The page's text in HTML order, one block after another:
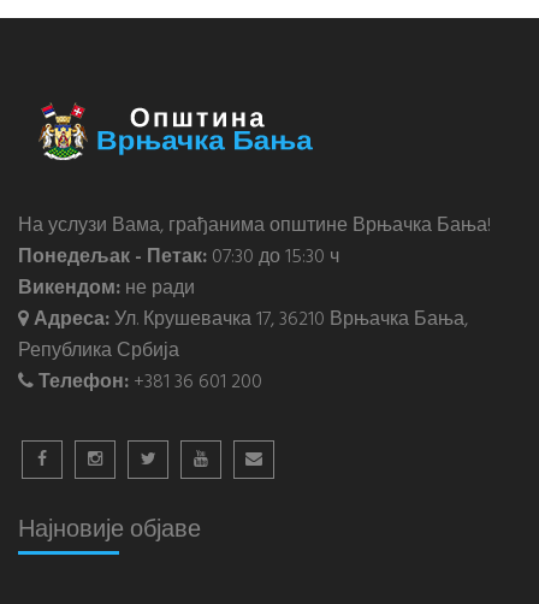
На услузи Вама, грађанима општине Врњачка Бања!
Понедељак - Петак:07:30 до 15:30 ч
Викендом:не ради
Адреса:Ул. Крушевачка 17, 36210 Врњачка Бања,
Република Србија
Телефон:+381 36 601 200
Најновије објаве